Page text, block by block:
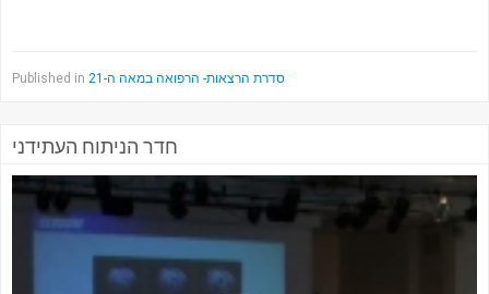
Published in סדרת הרצאות- הרפואה במאה ה-21
חדר הניתוח העתידני